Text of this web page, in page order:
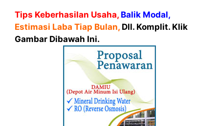
Tips Keberhasilan Usaha, Balik Modal,
Estimasi Laba Tiap Bulan, Dll. Komplit. Klik
Gambar Dibawah Ini.